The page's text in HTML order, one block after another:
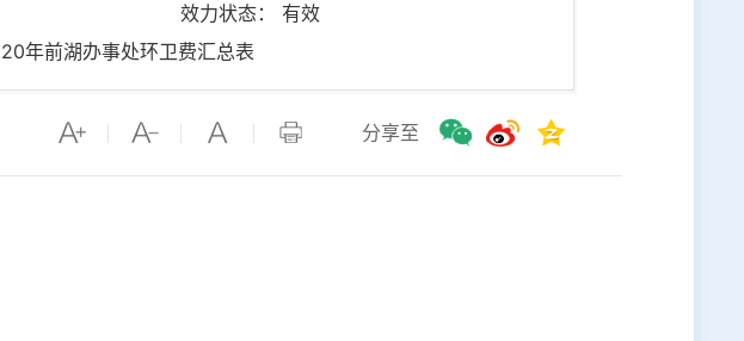
效力状态： 有效
前湖办事处环卫费汇总表
分享至